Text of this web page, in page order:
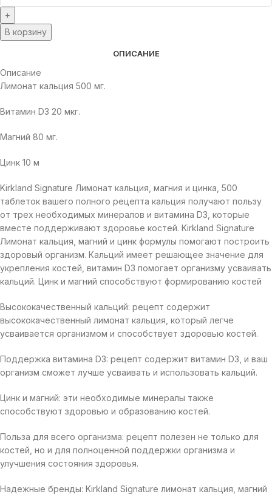
В корзину
ОПИСАНИЕ
Описание
Лимонат кальция 500 мг.
Витамин D3 20 мкг.
Магний 80 мг.
Цинк 10 м
Kirkland Signature Лимонат кальция, магния и цинка, 500
таблеток вашего полного рецепта кальция получают пользу
от трех необходимых минералов и витамина D3, которые
вместе поддерживают здоровье костей. Kirkland Signature
Лимонат кальция, магний и цинк формулы помогают построить
здоровый организм. Кальций имеет решающее значение для
укрепления костей, витамин D3 помогает организму усваивать
кальций. Цинк и магний способствуют формированию костей
Высококачественный кальций: рецепт содержит
высококачественный лимонат кальция, который легче
усваивается организмом и способствует здоровью костей.
Поддержка витамина D3: рецепт содержит витамин D3, и ваш
организм сможет лучше усваивать и использовать кальций.
Цинк и магний: эти необходимые минералы также
способствуют здоровью и образованию костей.
Польза для всего организма: рецепт полезен не только для
костей, но и для полноценной поддержки организма и
улучшения состояния здоровья.
Надежные бренды: Kirkland Signature лимонат кальция, магний